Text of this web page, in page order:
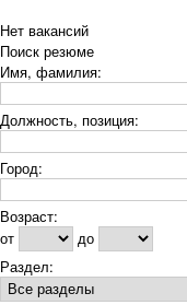
Нет вакансий
Поиск резюме
Имя, фамилия:
Должность, позиция:
Город:
Возраст:
от
до
Раздел: